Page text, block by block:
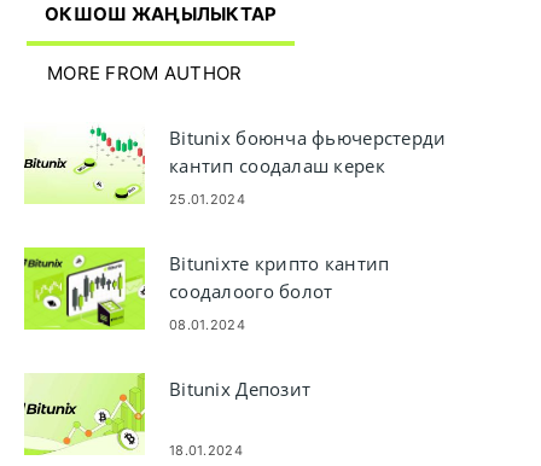
ОКШОШ ЖАҢЫЛЫКТАР
MORE FROM AUTHOR
Bitunix боюнча фьючерстерди
кантип соодалаш керек
25.01.2024
Bitunixте крипто кантип
соодалоого болот
08.01.2024
Bitunix Депозит
18.01.2024